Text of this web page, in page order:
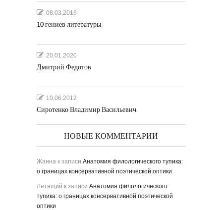
08.03.2016
10 гениев литературы
20.01.2020
Дмитрий Федотов
10.06.2012
Сиротенко Владимир Васильевич
НОВЫЕ КОММЕНТАРИИ
Жанна к записи Анатомия филологического тупика:
о границах консервативной поэтической оптики
Летящий к записи Анатомия филологического
тупика: о границах консервативной поэтической
оптики